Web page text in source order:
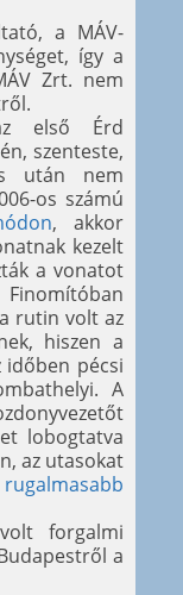
a MÁV-
így a
Zrt. nem
első Érd
szenteste,
után nem
os számú
, akkor
kezelt
a vonatot
rutin volt az
hiszen a
pécsi
A
lobogtatva
az utasokat
forgalmi
a